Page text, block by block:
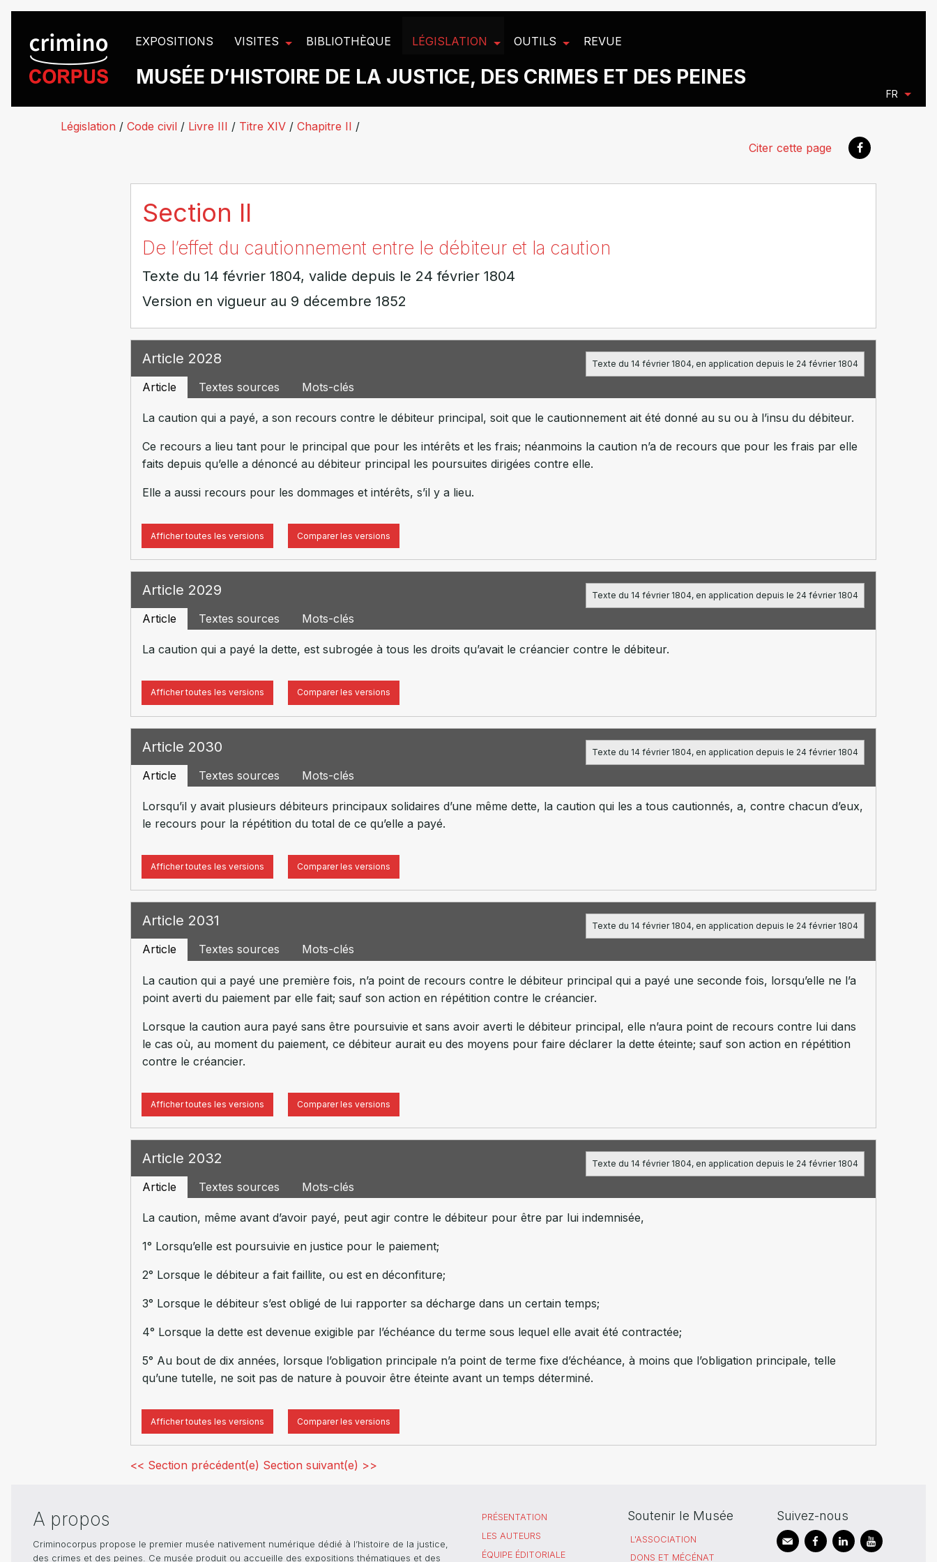
EXPOSITIONS VISITES BIBLIOTHÈQUE LÉGISLATION OUTILS REVUE
MUSÉE D’HISTOIRE DE LA JUSTICE, DES CRIMES ET DES PEINES
FR
Législation / Code civil / Livre III / Titre XIV / Chapitre II /
Citer cette page
Section II
De l’effet du cautionnement entre le débiteur et la caution
Texte du 14 février 1804, valide depuis le 24 février 1804
Version en vigueur au 9 décembre 1852
Article 2028
Article Textes sources Mots-clés
Texte du 14 février 1804, en application depuis le 24 février 1804
La caution qui a payé, a son recours contre le débiteur principal, soit que le cautionnement ait été donné au su ou à l’insu du débiteur.
Ce recours a lieu tant pour le principal que pour les intérêts et les frais; néanmoins la caution n’a de recours que pour les frais par elle
faits depuis qu’elle a dénoncé au débiteur principal les poursuites dirigées contre elle.
Elle a aussi recours pour les dommages et intérêts, s’il y a lieu.
Afficher toutes les versions Comparer les versions
Article 2029
Article Textes sources Mots-clés
Texte du 14 février 1804, en application depuis le 24 février 1804
La caution qui a payé la dette, est subrogée à tous les droits qu’avait le créancier contre le débiteur.
Afficher toutes les versions Comparer les versions
Article 2030
Article Textes sources Mots-clés
Texte du 14 février 1804, en application depuis le 24 février 1804
Lorsqu’il y avait plusieurs débiteurs principaux solidaires d’une même dette, la caution qui les a tous cautionnés, a, contre chacun d’eux,
le recours pour la répétition du total de ce qu’elle a payé.
Afficher toutes les versions Comparer les versions
Article 2031
Article Textes sources Mots-clés
Texte du 14 février 1804, en application depuis le 24 février 1804
La caution qui a payé une première fois, n’a point de recours contre le débiteur principal qui a payé une seconde fois, lorsqu’elle ne l’a
point averti du paiement par elle fait; sauf son action en répétition contre le créancier.
Lorsque la caution aura payé sans être poursuivie et sans avoir averti le débiteur principal, elle n’aura point de recours contre lui dans
le cas où, au moment du paiement, ce débiteur aurait eu des moyens pour faire déclarer la dette éteinte; sauf son action en répétition
contre le créancier.
Afficher toutes les versions Comparer les versions
Article 2032
Article Textes sources Mots-clés
Texte du 14 février 1804, en application depuis le 24 février 1804
La caution, même avant d’avoir payé, peut agir contre le débiteur pour être par lui indemnisée,
1° Lorsqu’elle est poursuivie en justice pour le paiement;
2° Lorsque le débiteur a fait faillite, ou est en déconfiture;
3° Lorsque le débiteur s’est obligé de lui rapporter sa décharge dans un certain temps;
4° Lorsque la dette est devenue exigible par l’échéance du terme sous lequel elle avait été contractée;
5° Au bout de dix années, lorsque l’obligation principale n’a point de terme fixe d’échéance, à moins que l’obligation principale, telle
qu’une tutelle, ne soit pas de nature à pouvoir être éteinte avant un temps déterminé.
Afficher toutes les versions Comparer les versions
<< Section précédent(e) Section suivant(e) >>
A propos
Criminocorpus propose le premier musée nativement numérique dédié à l’histoire de la justice,
des crimes et des peines. Ce musée produit ou accueille des expositions thématiques et des
PRÉSENTATION
LES AUTEURS
ÉQUIPE ÉDITORIALE
Soutenir le Musée
L'ASSOCIATION
DONS ET MÉCÉNAT
Suivez-nous
Panneau de gestion des cookies